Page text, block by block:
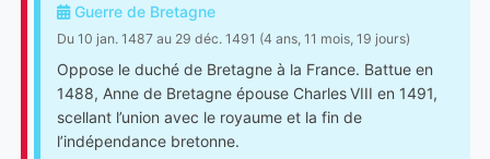
Guerre de Bretagne
Du 10 jan. 1487 au 29 déc. 1491 (4 ans, 11 mois, 19 jours)
Oppose le duché de Bretagne à la France. Battue en
1488, Anne de Bretagne épouse Charles VIII en 1491,
scellant l’union avec le royaume et la fin de
l’indépendance bretonne.